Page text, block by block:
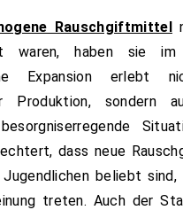
Rauschgiftmittel
waren, haben sie
Expansion erlebt
Produktion, sondern
dass neue
beliebt sind,
treten. Auch der